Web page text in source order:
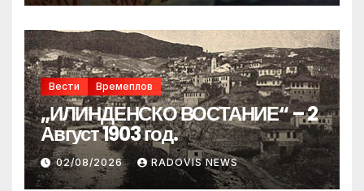
Вести Времеплов
„ИЛИНДЕНСКО ВОСТАНИЕ“ – 2
Август 1903 год.
02/08/2026 RADOVIS NEWS